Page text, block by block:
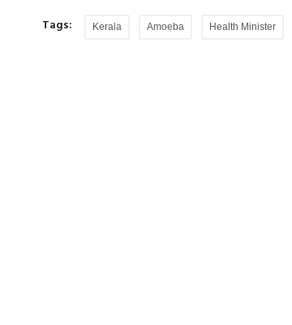
Tags: Kerala Amoeba Health Minister